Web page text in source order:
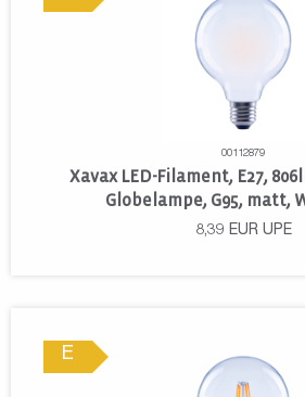
00112879
Xavax LED-Filament, E27,
Globelampe, G95, matt,
8,39 EUR UPE
E